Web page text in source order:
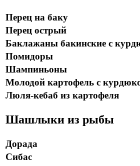
Перец на баку
Перец острый
Баклажаны бакинские с
Помидоры
Шампиньоны
Молодой картофель с
Люля-кебаб из картофеля
Шашлыки из рыбы
Дорада
Сибас